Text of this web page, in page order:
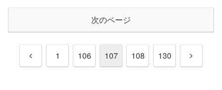
次のページ
前
1 106 107 108 130
次